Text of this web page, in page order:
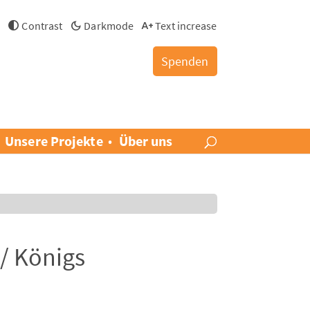
Contrast Darkmode Text increase
Spenden
Unsere Projekte Über uns
Königs